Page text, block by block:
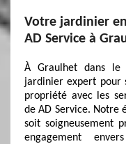
Votre jardinier
AD Service à
À Graulhet dans le
jardinier expert pour
propriété avec les
de AD Service. Notre
soit soigneusement
engagement